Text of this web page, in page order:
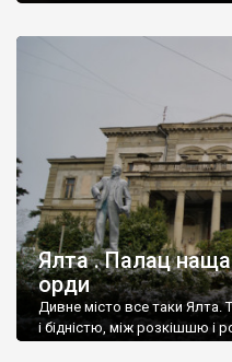
Ялта . Палац
орди
Дивне місто все таки Ялта.
і бідністю, між розкішшю і